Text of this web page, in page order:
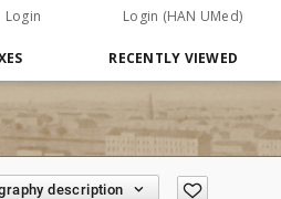
Login Login (HAN UMed)
RECENTLY VIEWED
description